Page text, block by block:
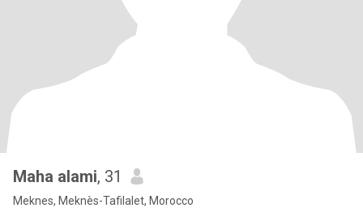
Maha alami, 31
Meknes, Meknès-Tafilalet, Morocco